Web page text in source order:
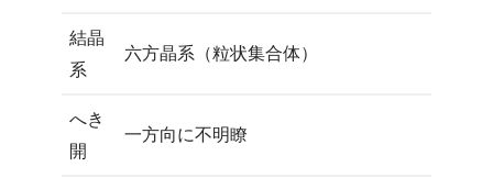
結晶
系
六方晶系（粒状集合体）
へき
開
一方向に不明瞭